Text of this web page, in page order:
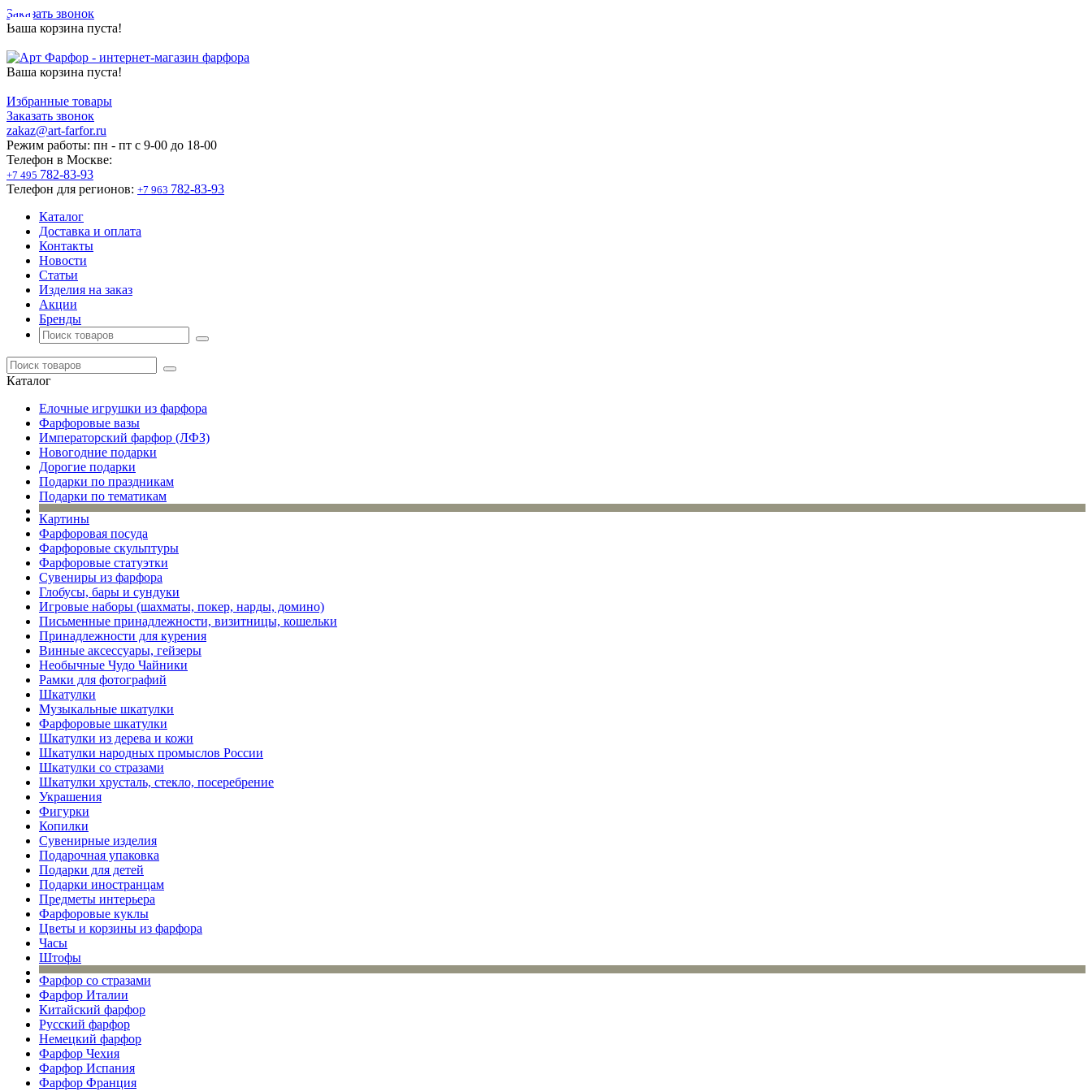
Заказать звонок
Ваша корзина пуста!
Ваша корзина пуста!
Избранные товары
Заказать звонок
zakaz@art-farfor.ru
Режим работы: пн - пт c 9-00 до 18-00
Телефон в Москве:
+7 495 782-83-93
Телефон для регионов: +7 963 782-83-93
Каталог
Доставка и оплата
Контакты
Новости
Статьи
Изделия на заказ
Акции
Бренды
Каталог
Елочные игрушки из фарфора
Фарфоровые вазы
Императорский фарфор (ЛФЗ)
Новогодние подарки
Дорогие подарки
Подарки по праздникам
Подарки по тематикам
Картины
Фарфоровая посуда
Фарфоровые скульптуры
Фарфоровые статуэтки
Сувениры из фарфора
Глобусы, бары и сундуки
Игровые наборы (шахматы, покер, нарды, домино)
Письменные принадлежности, визитницы, кошельки
Принадлежности для курения
Винные аксессуары, гейзеры
Необычные Чудо Чайники
Рамки для фотографий
Шкатулки
Музыкальные шкатулки
Фарфоровые шкатулки
Шкатулки из дерева и кожи
Шкатулки народных промыслов России
Шкатулки со стразами
Шкатулки хрусталь, стекло, посеребрение
Украшения
Фигурки
Копилки
Сувенирные изделия
Подарочная упаковка
Подарки для детей
Подарки иностранцам
Предметы интерьера
Фарфоровые куклы
Цветы и корзины из фарфора
Часы
Штофы
Фарфор со стразами
Фарфор Италии
Китайский фарфор
Русский фарфор
Немецкий фарфор
Фарфор Чехия
Фарфор Испания
Фарфор Франция